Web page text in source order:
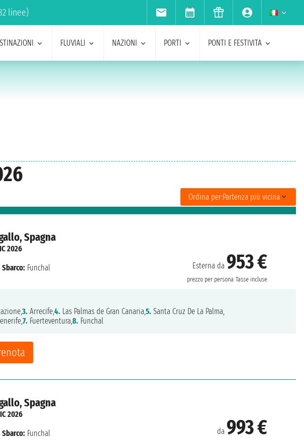
linee)
FLUVIALI NAZIONI PORTI PONTI E FESTIVITA
Ordina per:Partenza più vicina
Spagna
Esterna da 953 €
prezzo per persona Tasse incluse
2026
Sbarco: Funchal
3. Arrecife,4. Las Palmas de Gran Canaria,5. Santa Cruz De La Palma,
7. Fuerteventura,8. Funchal
Spagna
da 993 €
2026
Sbarco: Funchal